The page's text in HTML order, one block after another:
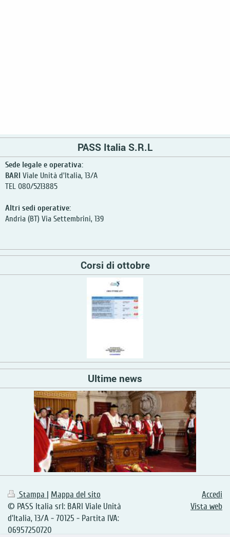
PASS Italia S.R.L
Sede legale e operativa:
BARI Viale Unità d'Italia, 13/A
TEL 080/5213885
Altri sedi operative:
Andria (BT) Via Settembrini, 139
Corsi di ottobre
Ultime news
Stampa | Mappa del sito
© PASS Italia srl: BARI Viale Unità
d'Italia, 13/A - 70125 - Partita IVA:
06957250720
Accedi
Vista web